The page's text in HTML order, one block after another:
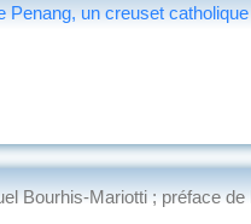
un creuset
Bourhis-Mariotti ; préface